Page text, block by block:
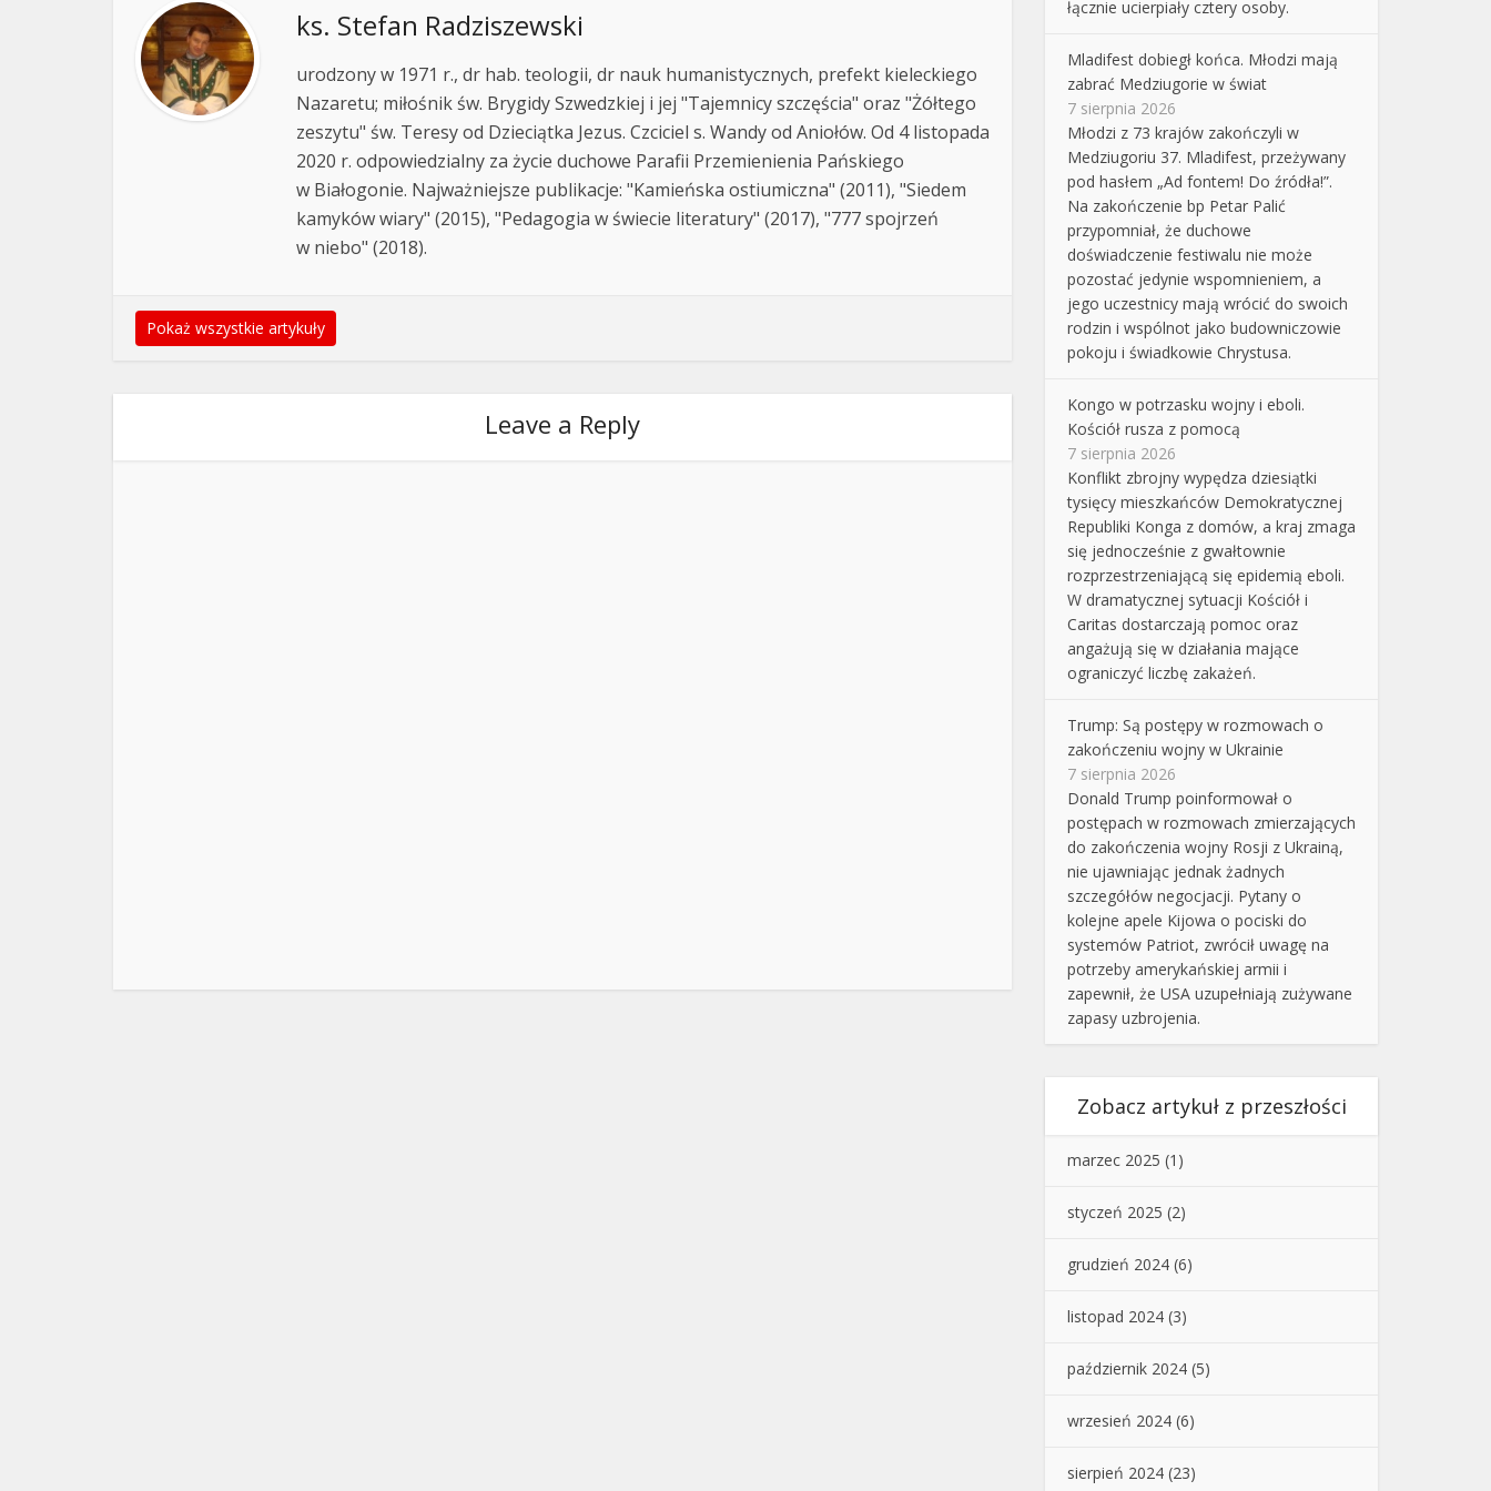
ks. Stefan Radziszewski
urodzony w 1971 r., dr hab. teologii, dr nauk humanistycznych, prefekt kieleckiego
Nazaretu; miłośnik św. Brygidy Szwedzkiej i jej "Tajemnicy szczęścia" oraz "Żółtego
zeszytu" św. Teresy od Dzieciątka Jezus. Czciciel s. Wandy od Aniołów. Od 4 listopada
2020 r. odpowiedzialny za życie duchowe Parafii Przemienienia Pańskiego
w Białogonie. Najważniejsze publikacje: "Kamieńska ostiumiczna" (2011), "Siedem
kamyków wiary" (2015), "Pedagogia w świecie literatury" (2017), "777 spojrzeń
w niebo" (2018).
Pokaż wszystkie artykuły
Leave a Reply
łącznie ucierpiały cztery osoby.
Mladifest dobiegł końca. Młodzi mają
zabrać Medziugorie w świat
7 sierpnia 2026
Młodzi z 73 krajów zakończyli w
Medziugoriu 37. Mladifest, przeżywany
pod hasłem „Ad fontem! Do źródła!”.
Na zakończenie bp Petar Palić
przypomniał, że duchowe
doświadczenie festiwalu nie może
pozostać jedynie wspomnieniem, a
jego uczestnicy mają wrócić do swoich
rodzin i wspólnot jako budowniczowie
pokoju i świadkowie Chrystusa.
Kongo w potrzasku wojny i eboli.
Kościół rusza z pomocą
7 sierpnia 2026
Konflikt zbrojny wypędza dziesiątki
tysięcy mieszkańców Demokratycznej
Republiki Konga z domów, a kraj zmaga
się jednocześnie z gwałtownie
rozprzestrzeniającą się epidemią eboli.
W dramatycznej sytuacji Kościół i
Caritas dostarczają pomoc oraz
angażują się w działania mające
ograniczyć liczbę zakażeń.
Trump: Są postępy w rozmowach o
zakończeniu wojny w Ukrainie
7 sierpnia 2026
Donald Trump poinformował o
postępach w rozmowach zmierzających
do zakończenia wojny Rosji z Ukrainą,
nie ujawniając jednak żadnych
szczegółów negocjacji. Pytany o
kolejne apele Kijowa o pociski do
systemów Patriot, zwrócił uwagę na
potrzeby amerykańskiej armii i
zapewnił, że USA uzupełniają zużywane
zapasy uzbrojenia.
Zobacz artykuł z przeszłości
marzec 2025 (1)
styczeń 2025 (2)
grudzień 2024 (6)
listopad 2024 (3)
październik 2024 (5)
wrzesień 2024 (6)
sierpień 2024 (23)